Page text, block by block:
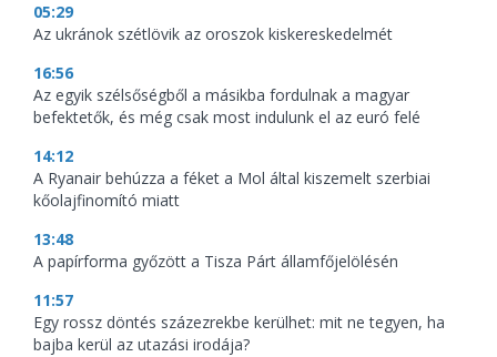
05:29
Az ukránok szétlövik az oroszok kiskereskedelmét
16:56
Az egyik szélsőségből a másikba fordulnak a magyar
befektetők, és még csak most indulunk el az euró felé
14:12
A Ryanair behúzza a féket a Mol által kiszemelt szerbiai
kőolajfinomító miatt
13:48
A papírforma győzött a Tisza Párt államfőjelölésén
11:57
Egy rossz döntés százezrekbe kerülhet: mit ne tegyen, ha
bajba kerül az utazási irodája?